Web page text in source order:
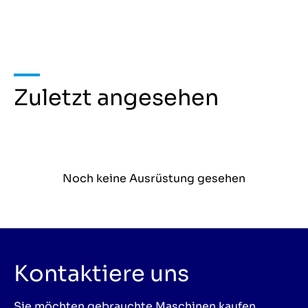
Zuletzt angesehen
Noch keine Ausrüstung gesehen
Kontaktiere uns